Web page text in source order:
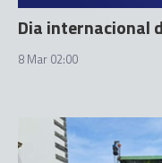
Dia internacional
8 Mar 02:00